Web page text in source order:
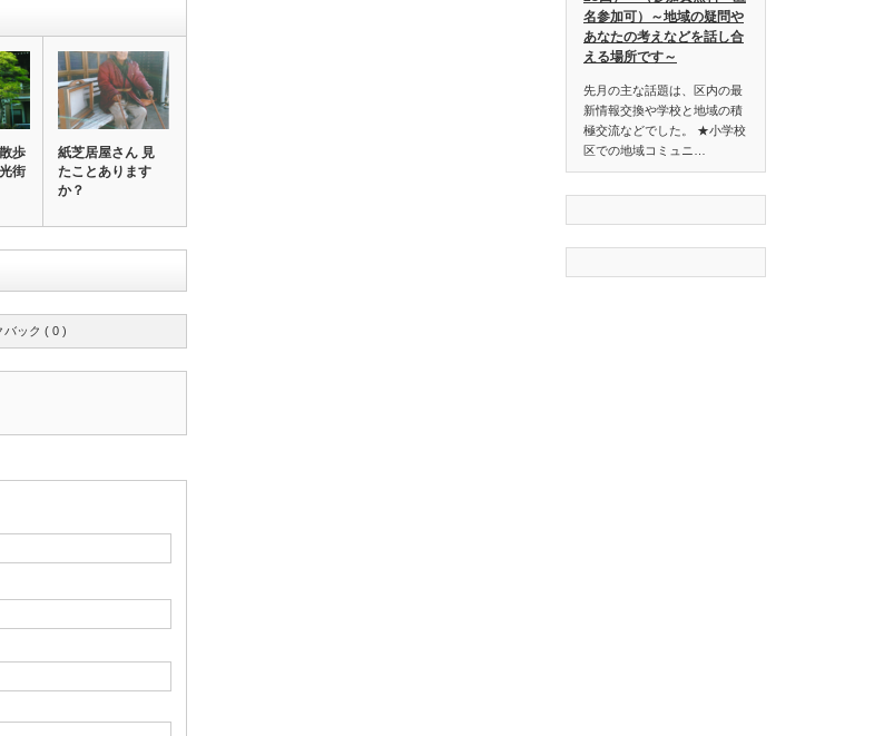
歩
街
紙芝居屋さん 見
たことあります
か？
バック ( 0 )
名参加可）～地域の疑問や
あなたの考えなどを話し合
える場所です～
先月の主な話題は、区内の最
新情報交換や学校と地域の積
極交流などでした。 ★小学校
区での地域コミュニ…